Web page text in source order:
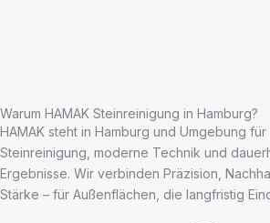
Warum HAMAK Steinreinigung in Hamburg?
HAMAK steht in Hamburg und Umgebung
Steinreinigung, moderne Technik und
Ergebnisse. Wir verbinden Präzision,
Stärke – für Außenflächen, die langfristig